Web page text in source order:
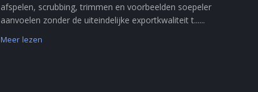
afspelen, scrubbing, trimmen en voorbeelden soepeler
aanvoelen zonder de uiteindelijke exportkwaliteit t......
Meer lezen